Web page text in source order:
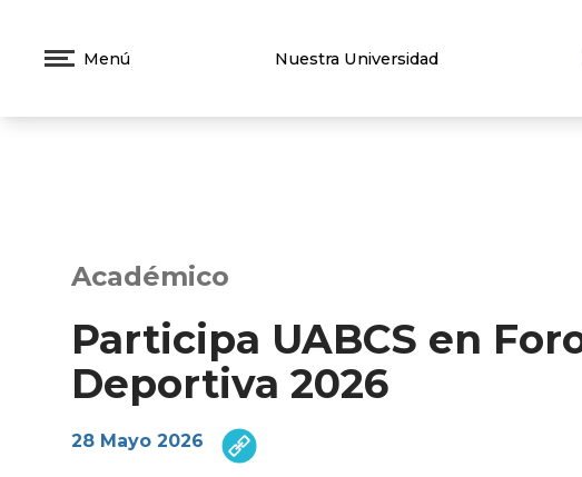
Menú Nuestra Universidad
Académico
Participa UABCS en
Deportiva 2026
28 Mayo 2026